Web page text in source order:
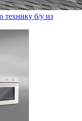
технику б/у из